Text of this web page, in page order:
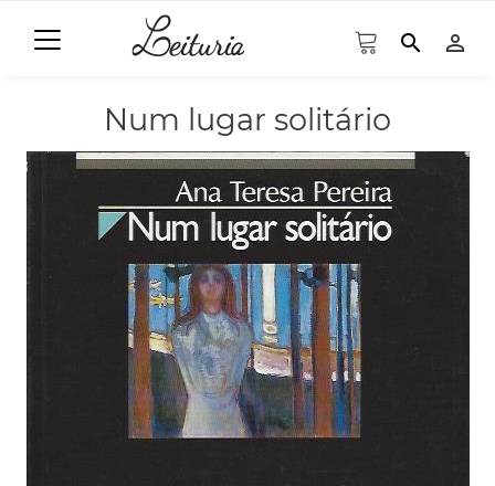
search person_outline
Num lugar solitário